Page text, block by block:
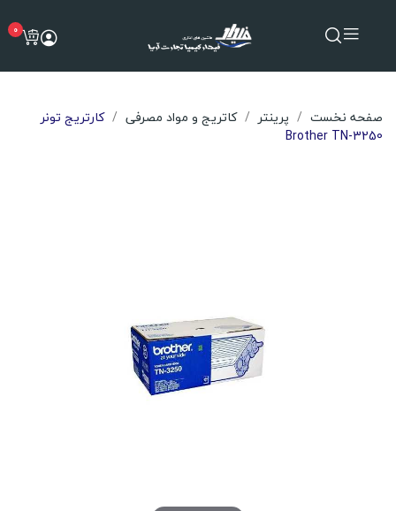
0
صفحه نخست پرینتر کاتریج و مواد مصرفی
کارتریج تونر
Brother TN-3250